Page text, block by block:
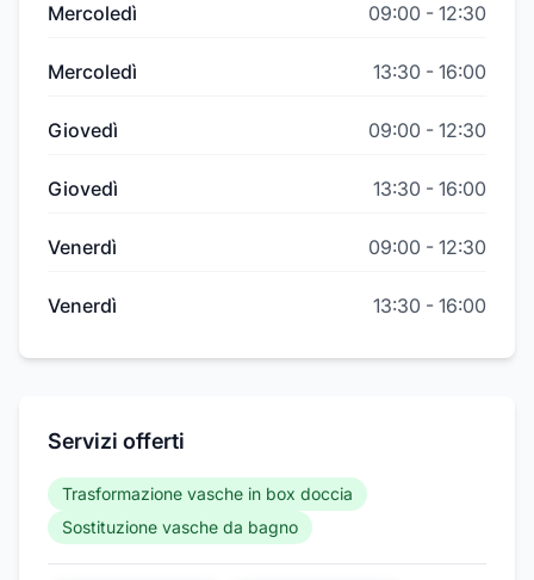
Mercoledì 09:00 - 12:30
Mercoledì 13:30 - 16:00
Giovedì 09:00 - 12:30
Giovedì 13:30 - 16:00
Venerdì 09:00 - 12:30
Venerdì 13:30 - 16:00
Servizi offerti
Trasformazione vasche in box doccia
Sostituzione vasche da bagno